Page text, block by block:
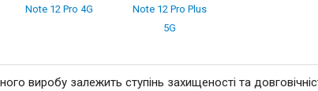
Note 12 Pro 4G
Note 12 Pro Plus
5G
виробу залежить ступінь захищеності та